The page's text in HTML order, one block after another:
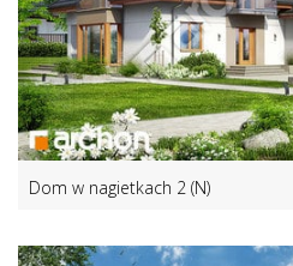
Dom w nagietkach 2 (N)